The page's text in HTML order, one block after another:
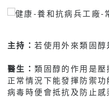
主持：若使用外來類固醇
醫生：類固醇的作用是
正常情況下能發揮防禦
病毒時便會抵抗及防止